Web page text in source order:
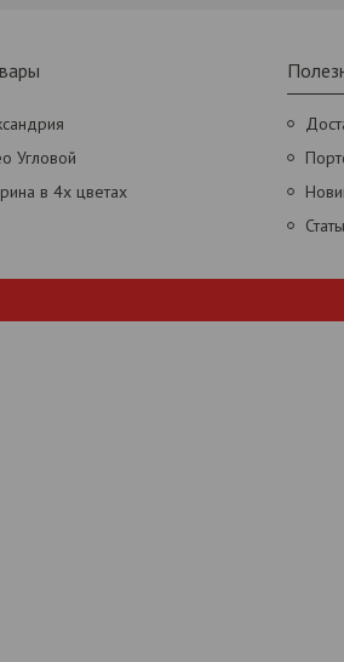
Угловой
в 4х цветах